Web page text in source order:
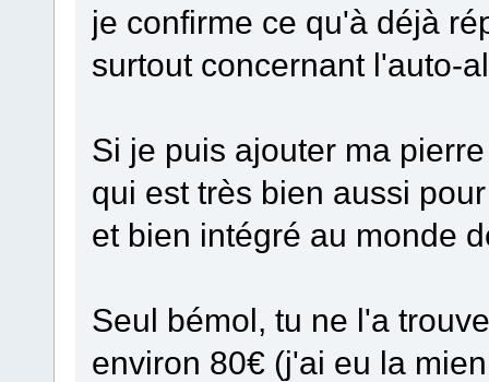
je confirme ce qu'à déjà
surtout concernant l'auto-
Si je puis ajouter ma
qui est très bien aussi
et bien intégré au monde
Seul bémol, tu ne l'a
environ 80€ (j'ai eu la